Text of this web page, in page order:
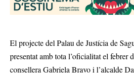
El projecte del Palau de Justícia de
presentat amb tota l’oficialitat el febrer
consellera Gabriela Bravo i l’alcalde